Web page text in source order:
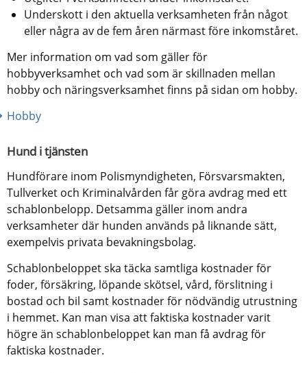
Underskott i den aktuella verksamheten från något
eller några av de fem åren närmast före inkomståret.
Mer information om vad som gäller för
hobbyverksamhet och vad som är skillnaden mellan
hobby och näringsverksamhet finns på sidan om hobby.
Hobby
Hund i tjänsten
Hundförare inom Polismyndigheten, Försvarsmakten,
Tullverket och Kriminalvården får göra avdrag med ett
schablonbelopp. Detsamma gäller inom andra
verksamheter där hunden används på liknande sätt,
exempelvis privata bevakningsbolag.
Schablonbeloppet ska täcka samtliga kostnader för
foder, försäkring, löpande skötsel, vård, förslitning i
bostad och bil samt kostnader för nödvändig utrustning
i hemmet. Kan man visa att faktiska kostnader varit
högre än schablonbeloppet kan man få avdrag för
faktiska kostnader.